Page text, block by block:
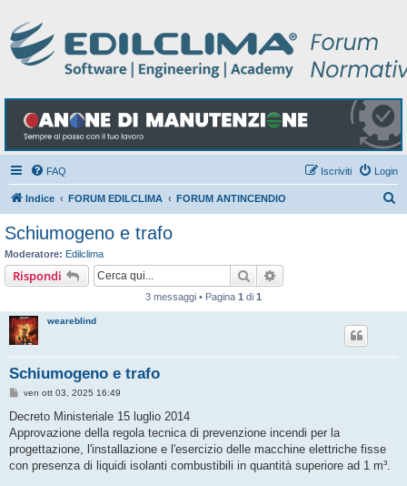
FAQ Login
Iscriviti
Indice FORUM EDILCLIMA FORUM ANTINCENDIO
Schiumogeno e trafo
Moderatore: Edilclima
Rispondi Cerca
3 messaggi • Pagina 1 di 1
weareblind
Schiumogeno e trafo
M
s
a
g
i
ven ott 03, 2025 16:49
Decreto Ministeriale 15 luglio 2014
Approvazione della regola tecnica di prevenzione incendi per la
progettazione, l'installazione e l'esercizio delle macchine elettriche fisse
con presenza di liquidi isolanti combustibili in quantità superiore ad 1 m³.